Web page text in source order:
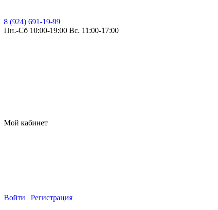
8 (924) 691-19-99
Пн.-Сб 10:00-19:00 Вс. 11:00-17:00
Мой кабинет
Войти | Регистрация